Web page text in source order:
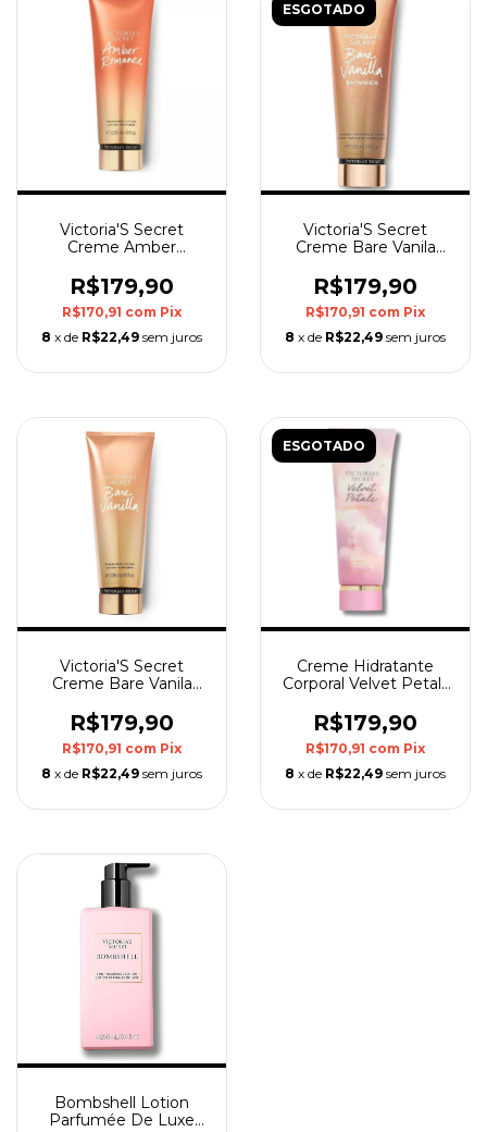
Victoria'S Secret
Creme Amber
R$179,90
R$170,91 com Pix
8 x de R$22,49 sem juros
ESGOTADO
Victoria'S Secret
Creme Bare Vanila
R$179,90
R$170,91 com Pix
8 x de R$22,49 sem juros
Victoria'S Secret
Creme Bare Vanila
R$179,90
R$170,91 com Pix
8 x de R$22,49 sem juros
ESGOTADO
Creme Hidratante
Corporal Velvet Petals
Secret
R$179,90
R$170,91 com Pix
8 x de R$22,49 sem juros
Bombshell Lotion
Parfumée De Luxe